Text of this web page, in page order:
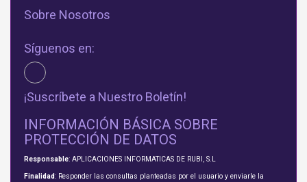
Sobre Nosotros
Síguenos en:
¡Suscríbete a Nuestro Boletín!
INFORMACIÓN BÁSICA SOBRE
PROTECCIÓN DE DATOS
Responsable: APLICACIONES INFORMATICAS DE RUBI, S.L
Finalidad: Responder las consultas planteadas por el usuario y enviarle la